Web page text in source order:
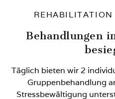
Behandlungen
Täglich bieten wir 2
Gruppenbehandlung
Stressbewältigung